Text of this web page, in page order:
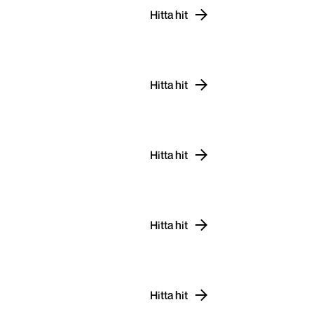
Hitta hit
Hitta hit
Hitta hit
Hitta hit
Hitta hit